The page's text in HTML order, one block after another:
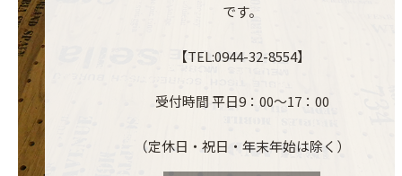
です。
【TEL:0944-32-8554】
受付時間 平日9：00～17：00
（定休日・祝日・年末年始は除く）